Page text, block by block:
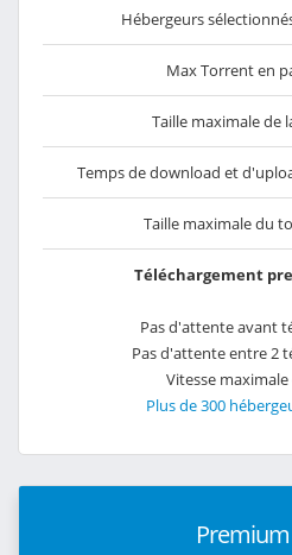
Hébergeurs
Max Torrent en
Taille maximale de
Temps de download et
Taille maximale du
Téléchargement
Pas d'attente avant
Pas d'attente entre 2
Vitesse
Plus de 300